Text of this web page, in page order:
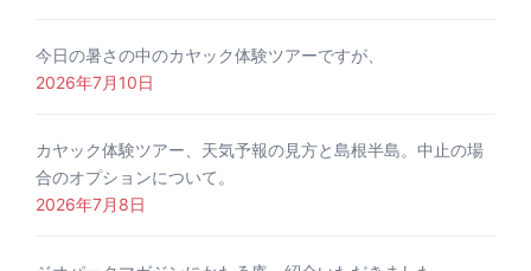
今日の暑さの中のカヤック体験ツアーですが、
2026年7月10日
カヤック体験ツアー、天気予報の見方と島根半島。中止の場
合のオプションについて。
2026年7月8日